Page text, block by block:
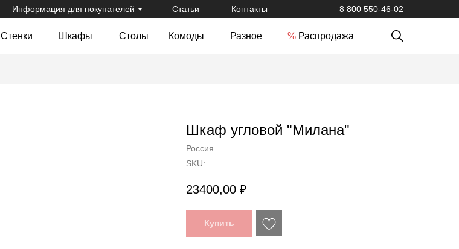
Стенки Шкафы Столы Комоды Разное % Распродажа
Информация для покупателей Статьи Контакты 8 800 550-46-02
Шкаф угловой "Милана"
Россия
SKU:
23400,00 ₽
Купить